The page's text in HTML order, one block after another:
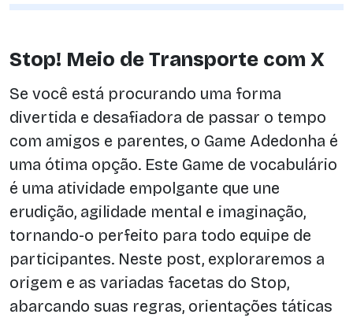
Stop! Meio de Transporte com X
Se você está procurando uma forma
divertida e desafiadora de passar o tempo
com amigos e parentes, o Game Adedonha é
uma ótima opção. Este Game de vocabulário
é uma atividade empolgante que une
erudição, agilidade mental e imaginação,
tornando-o perfeito para todo equipe de
participantes. Neste post, exploraremos a
origem e as variadas facetas do Stop,
abarcando suas regras, orientações táticas